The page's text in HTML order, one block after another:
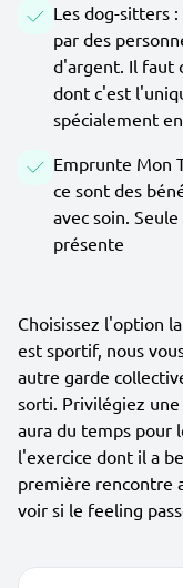
Les dog-sitters
par des
d'argent. Il faut
dont c'est
spécialement
Emprunte Mon
ce sont des
avec soin.
présente
Choisissez l'option
est sportif, nous
autre garde
sorti. Privilégiez
aura du temps pour
l'exercice dont il a
première rencontre
voir si le feeling